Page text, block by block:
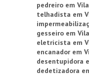
pedreiro em
telhadista em
gesseiro em
eletricista em
encanador em
desentupidora
dedetizadora